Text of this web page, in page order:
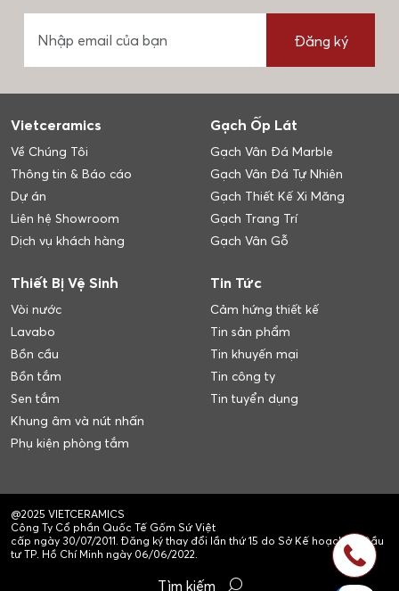
Đăng ký
Vietceramics
Về Chúng Tôi
Thông tin & Báo cáo
Dự án
Liên hệ Showroom
Dịch vụ khách hàng
Gạch Ốp Lát
Gạch Vân Đá Marble
Gạch Vân Đá Tự Nhiên
Gạch Thiết Kế Xi Măng
Gạch Trang Trí
Gạch Vân Gỗ
Thiết Bị Vệ Sinh
Vòi nước
Lavabo
Bồn cầu
Bồn tắm
Sen tắm
Khung âm và nút nhấn
Phụ kiện phòng tắm
Tin Tức
Cảm hứng thiết kế
Tin sản phẩm
Tin khuyến mại
Tin công ty
Tin tuyển dụng
@2025 VIETCERAMICS
Công Ty Cổ phần Quốc Tế Gốm Sứ Việt
cấp ngày 30/07/2011. Đăng ký thay đổi lần thứ 15 do Sở Kế hoạch và Đầu
tư TP. Hồ Chí Minh ngày 06/06/2022.
Tìm kiếm